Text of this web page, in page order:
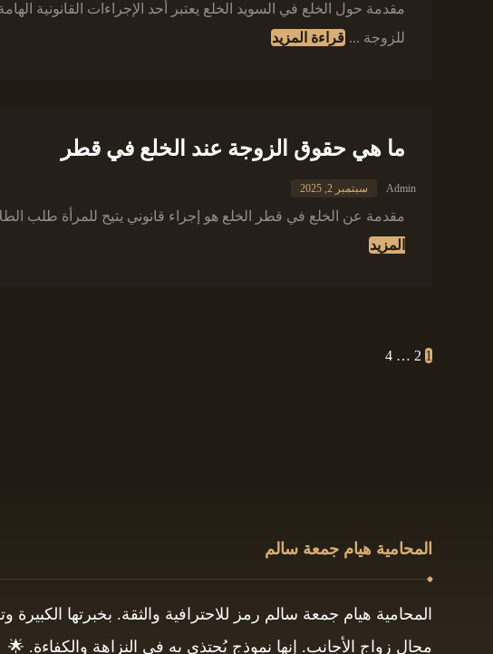
مقدمة حول الخلع في السويد الخلع يعتبر أحد الإجراءات القانونية
للزوجة ... قراءة المزيد
ما هي حقوق الزوجة عند الخلع في قطر
Admin سبتمبر 2, 2025
مقدمة عن الخلع في قطر الخلع هو إجراء قانوني يتيح للمرأة طلب
المزيد
1
2
…
4
المحامية هيام جمعة سالم
المحامية هيام جمعة سالم رمز للاحترافية والثقة. بخبرتها
مجال زواج الأجانب. إنها نموذج يُحتذى به في النزاهة والكفاءة. 🌟